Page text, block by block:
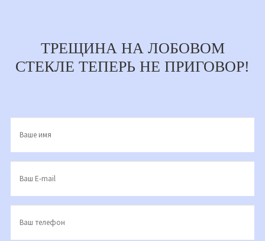
ТРЕЩИНА НА ЛОБОВОМ
СТЕКЛЕ ТЕПЕРЬ НЕ ПРИГОВОР!